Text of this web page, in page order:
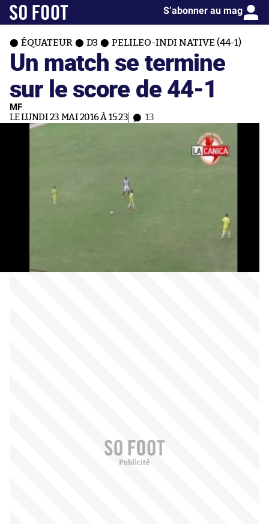
S’abonner au mag
ÉQUATEUR D3 PELILEO-INDI NATIVE (44-1)
Un match se termine
sur le score de 44-1
MF
LE LUNDI 23 MAI 2016 À 15:23 13